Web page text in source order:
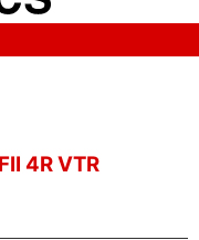
4R VTR